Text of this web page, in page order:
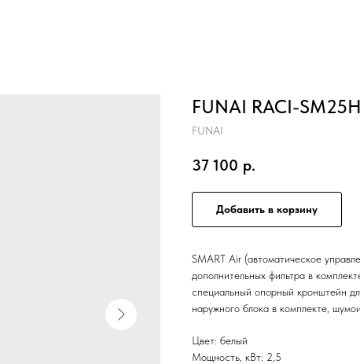
FUNAI RACI-
FUNAI
37 100 р.
Добавить в корзину
SMART Air (автоматическое
дополнительных фильтра в
специальный опорный кронштейн
наружного блока в комплекте,
Цвет: белый
Мощность, кВт: 2,5